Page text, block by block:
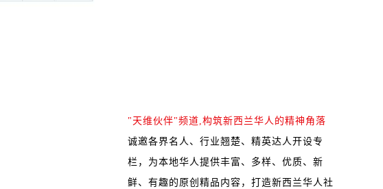
"天维伙伴"频道,构筑新西兰华人的精神角落
诚邀各界名人、行业翘楚、精英达人开设专
栏，为本地华人提供丰富、多样、优质、新
鲜、有趣的原创精品内容，打造新西兰华人社